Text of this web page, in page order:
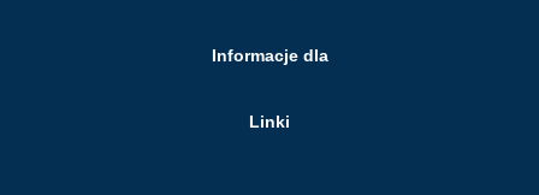
Informacje dla
Linki